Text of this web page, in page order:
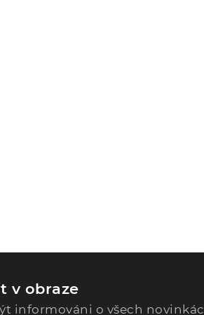
v obraze
informováni o všech